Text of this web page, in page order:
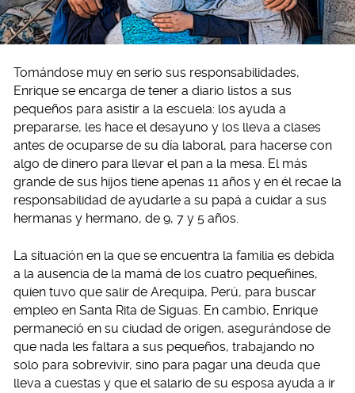
Tomándose muy en serio sus responsabilidades,
Enrique se encarga de tener a diario listos a sus
pequeños para asistir a la escuela: los ayuda a
prepararse, les hace el desayuno y los lleva a clases
antes de ocuparse de su día laboral, para hacerse con
algo de dinero para llevar el pan a la mesa. El más
grande de sus hijos tiene apenas 11 años y en él recae la
responsabilidad de ayudarle a su papá a cuidar a sus
hermanas y hermano, de 9, 7 y 5 años.
La situación en la que se encuentra la familia es debida
a la ausencia de la mamá de los cuatro pequeñines,
quien tuvo que salir de Arequipa, Perú, para buscar
empleo en Santa Rita de Siguas. En cambio, Enrique
permaneció en su ciudad de origen, asegurándose de
que nada les faltara a sus pequeños, trabajando no
solo para sobrevivir, sino para pagar una deuda que
lleva a cuestas y que el salario de su esposa ayuda a ir